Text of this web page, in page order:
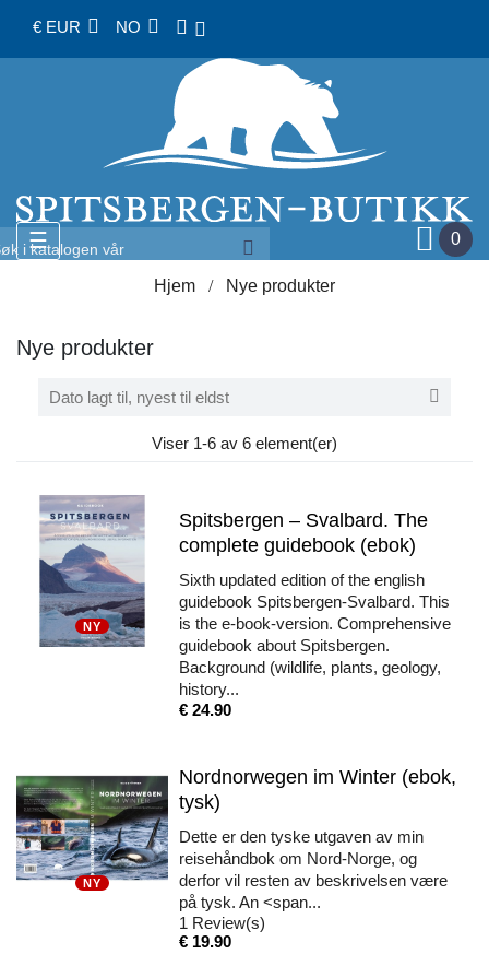
€ EUR NO
Toggle
navigation
☰ 0
Hjem Nye produkter
Nye produkter
Dato lagt til, nyest til eldst 
Viser 1-6 av 6 element(er)
NY
Spitsbergen – Svalbard. The
complete guidebook (ebok)
Sixth updated edition of the english
guidebook Spitsbergen-Svalbard. This
is the e-book-version. Comprehensive
guidebook about Spitsbergen.
Background (wildlife, plants, geology,
history...
Pris
€ 24.90
NY
Nordnorwegen im Winter (ebok,
tysk)
Dette er den tyske utgaven av min
reisehåndbok om Nord-Norge, og
derfor vil resten av beskrivelsen være
på tysk. An <span...
1 Review(s)
Pris
€ 19.90